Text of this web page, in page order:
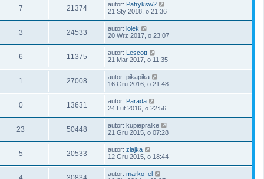
7 21374 autor: Patryksw2
21 Sty 2018, o 21:36
3 24533 autor: lolek
20 Wrz 2017, o 23:07
6 11375 autor: Lescott
21 Mar 2017, o 11:35
1 27008 autor: pikapika
16 Gru 2016, o 21:48
0 13631 autor: Parada
24 Lut 2016, o 22:56
23 50448 autor: kupiepralke
21 Gru 2015, o 07:28
5 20533 autor: ziajka
12 Gru 2015, o 18:44
autor: marko_el